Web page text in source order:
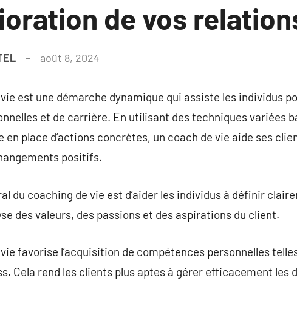
de vos
août 8, 2024
est une démarche dynamique qui assiste les individus
et de carrière. En utilisant des techniques variées
en place d’actions concrètes, un coach de vie aide ses
positifs.
du coaching de vie est d’aider les individus à définir
des valeurs, des passions et des aspirations du client.
favorise l’acquisition de compétences personnelles
Cela rend les clients plus aptes à gérer efficacement les